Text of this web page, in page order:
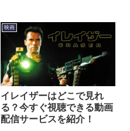
映画
イレイザーはどこで見れ
る？今すぐ視聴できる動画
配信サービスを紹介！